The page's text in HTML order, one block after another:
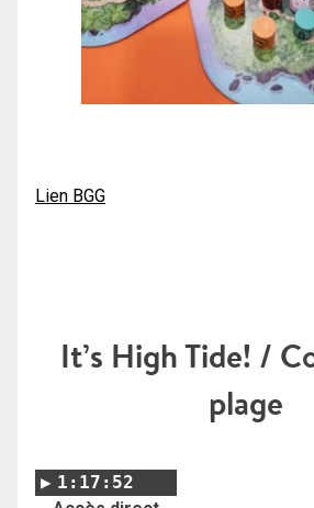
Lien BGG
It’s High Tide! /
plage
1:17:52